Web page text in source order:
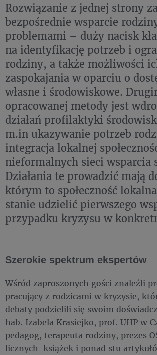
Rozwiązanie z jednej strony
bezpośrednie wsparcie
problemami – duży nacisk
na identyfikację potrzeb i
rodziny, a także możliwości
zaspokajania w oparciu o
własne i środowiskowe.
opracowanej metody jest
działań profilaktyki
m.in ukazywanie potrzeb
integracja lokalnej
nieformalnych sieci wsparcia
Działania te prowadzić mają
którym to społeczność
stanie udzielić pierwszego
przypadku kryzysu w
Szerokie spektrum ekspertów
Wśród zaproszonych gości znaleźli
pracujący z rodzicami w kryzysie,
debaty podzielili się swoim
hab. Izabela Krasiejko, prof. UHP w
pedagog, terapeuta rodziny, prezes
licznych książek i ponad stu